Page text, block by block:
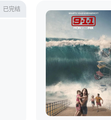
已完结
奥利弗·斯塔克 / 艾莎·辛德斯 /